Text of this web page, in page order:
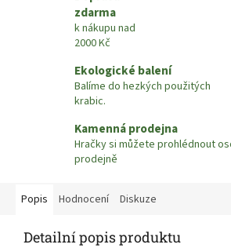
zdarma
k nákupu nad
2000 Kč
Ekologické balení
Balíme do hezkých použitých
krabic.
Kamenná prodejna
Hračky si můžete prohlédnout
prodejně
Popis Hodnocení Diskuze
Detailní popis produktu